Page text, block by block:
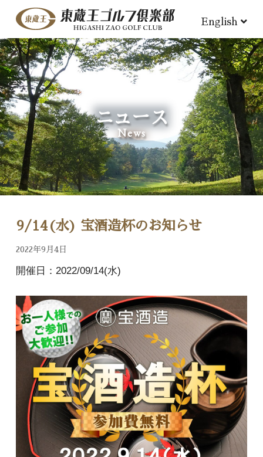
English
ニュース
News
9/14(水) 宝酒造杯のお知らせ
2022年9月4日
開催日：2022/09/14(水)